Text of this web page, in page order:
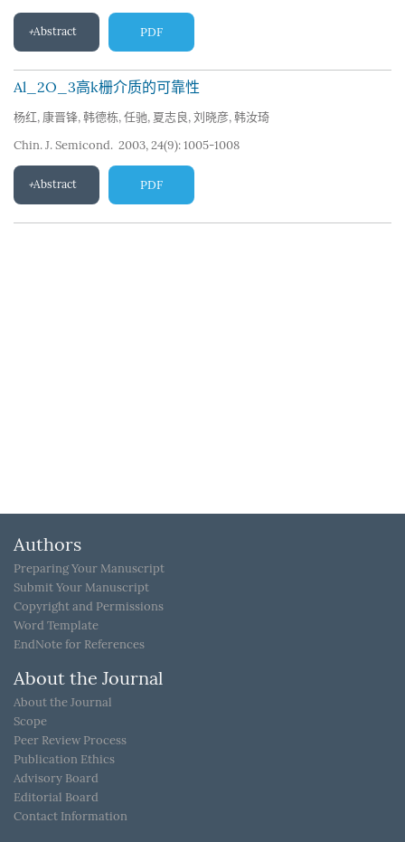
Abstract PDF
Al_2O_3高k栅介质的可靠性
杨红, 康晋锋, 韩德栋, 任驰, 夏志良, 刘晓彦, 韩汝琦
Chin. J. Semicond. 2003, 24(9): 1005-1008
Abstract PDF
Authors
Preparing Your Manuscript
Submit Your Manuscript
Copyright and Permissions
Word Template
EndNote for References
About the Journal
About the Journal
Scope
Peer Review Process
Publication Ethics
Advisory Board
Editorial Board
Contact Information